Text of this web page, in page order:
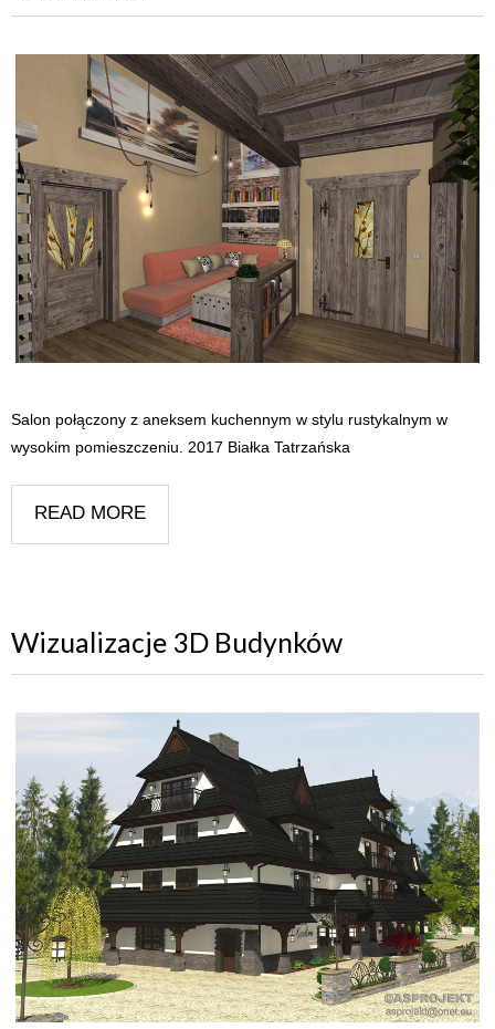
Salon połączony z aneksem kuchennym w stylu rustykalnym w
wysokim pomieszczeniu. 2017 Białka Tatrzańska
READ MORE
Wizualizacje 3D Budynków